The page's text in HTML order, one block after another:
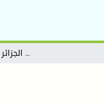
حق الإعلام في الجزائر بين الحرية والتقييد